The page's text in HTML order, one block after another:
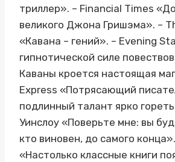
триллер». – Financial Times
великого Джона Гришэма». –
«Кавана – гений». – Evening
гипнотической силе
Каваны кроется настоящая
Express «Потрясающий
подлинный талант ярко
Уинслоу «Поверьте мне: вы
кто виновен, до самого
«Настолько классные книги